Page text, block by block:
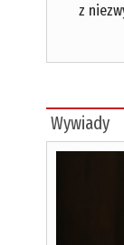
z
Wywiady